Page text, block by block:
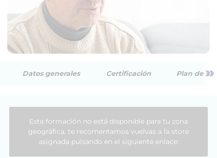
Datos generales Certificación Plan de »
Esta formación no está disponible para tu zona
geográfica, te recomentamos vuelvas a la store
asignada pulsando en el siguiente enlace: